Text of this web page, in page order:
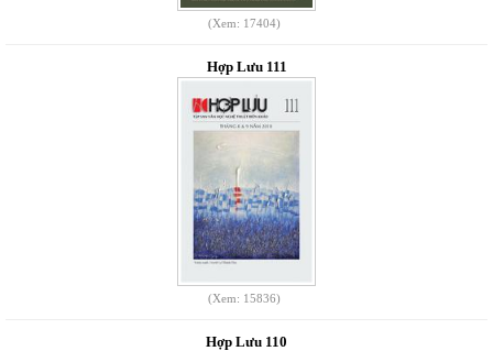
(Xem: 17404)
Hợp Lưu 111
(Xem: 15836)
Hợp Lưu 110